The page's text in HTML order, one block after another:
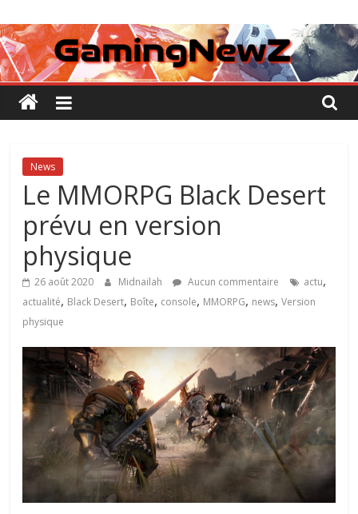
au
contenu
GamingNewZ
Tests
et
Actu
des
vidéo
News
Le MMORPG Black Desert
prévu en version
physique
26 août 2020 Midnailah Aucun commentaire actu,
actualité, Black Desert, Boîte, console, MMORPG, news,Version
physique